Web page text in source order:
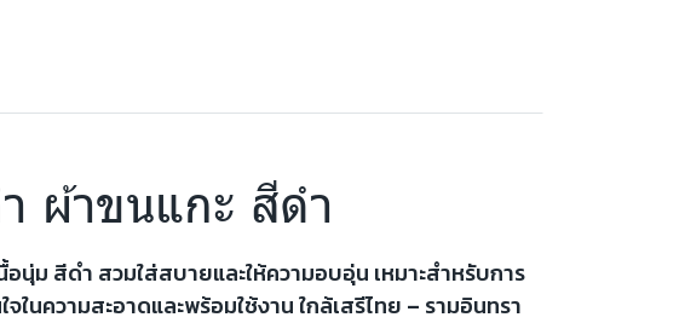
ผ้าขนแกะ สีดำ
นุ่ม สีดำ สวมใส่สบายและให้ความอบอุ่น เหมาะสำหรับการ
นความสะอาดและพร้อมใช้งาน ใกล้เสรีไทย – รามอินทรา